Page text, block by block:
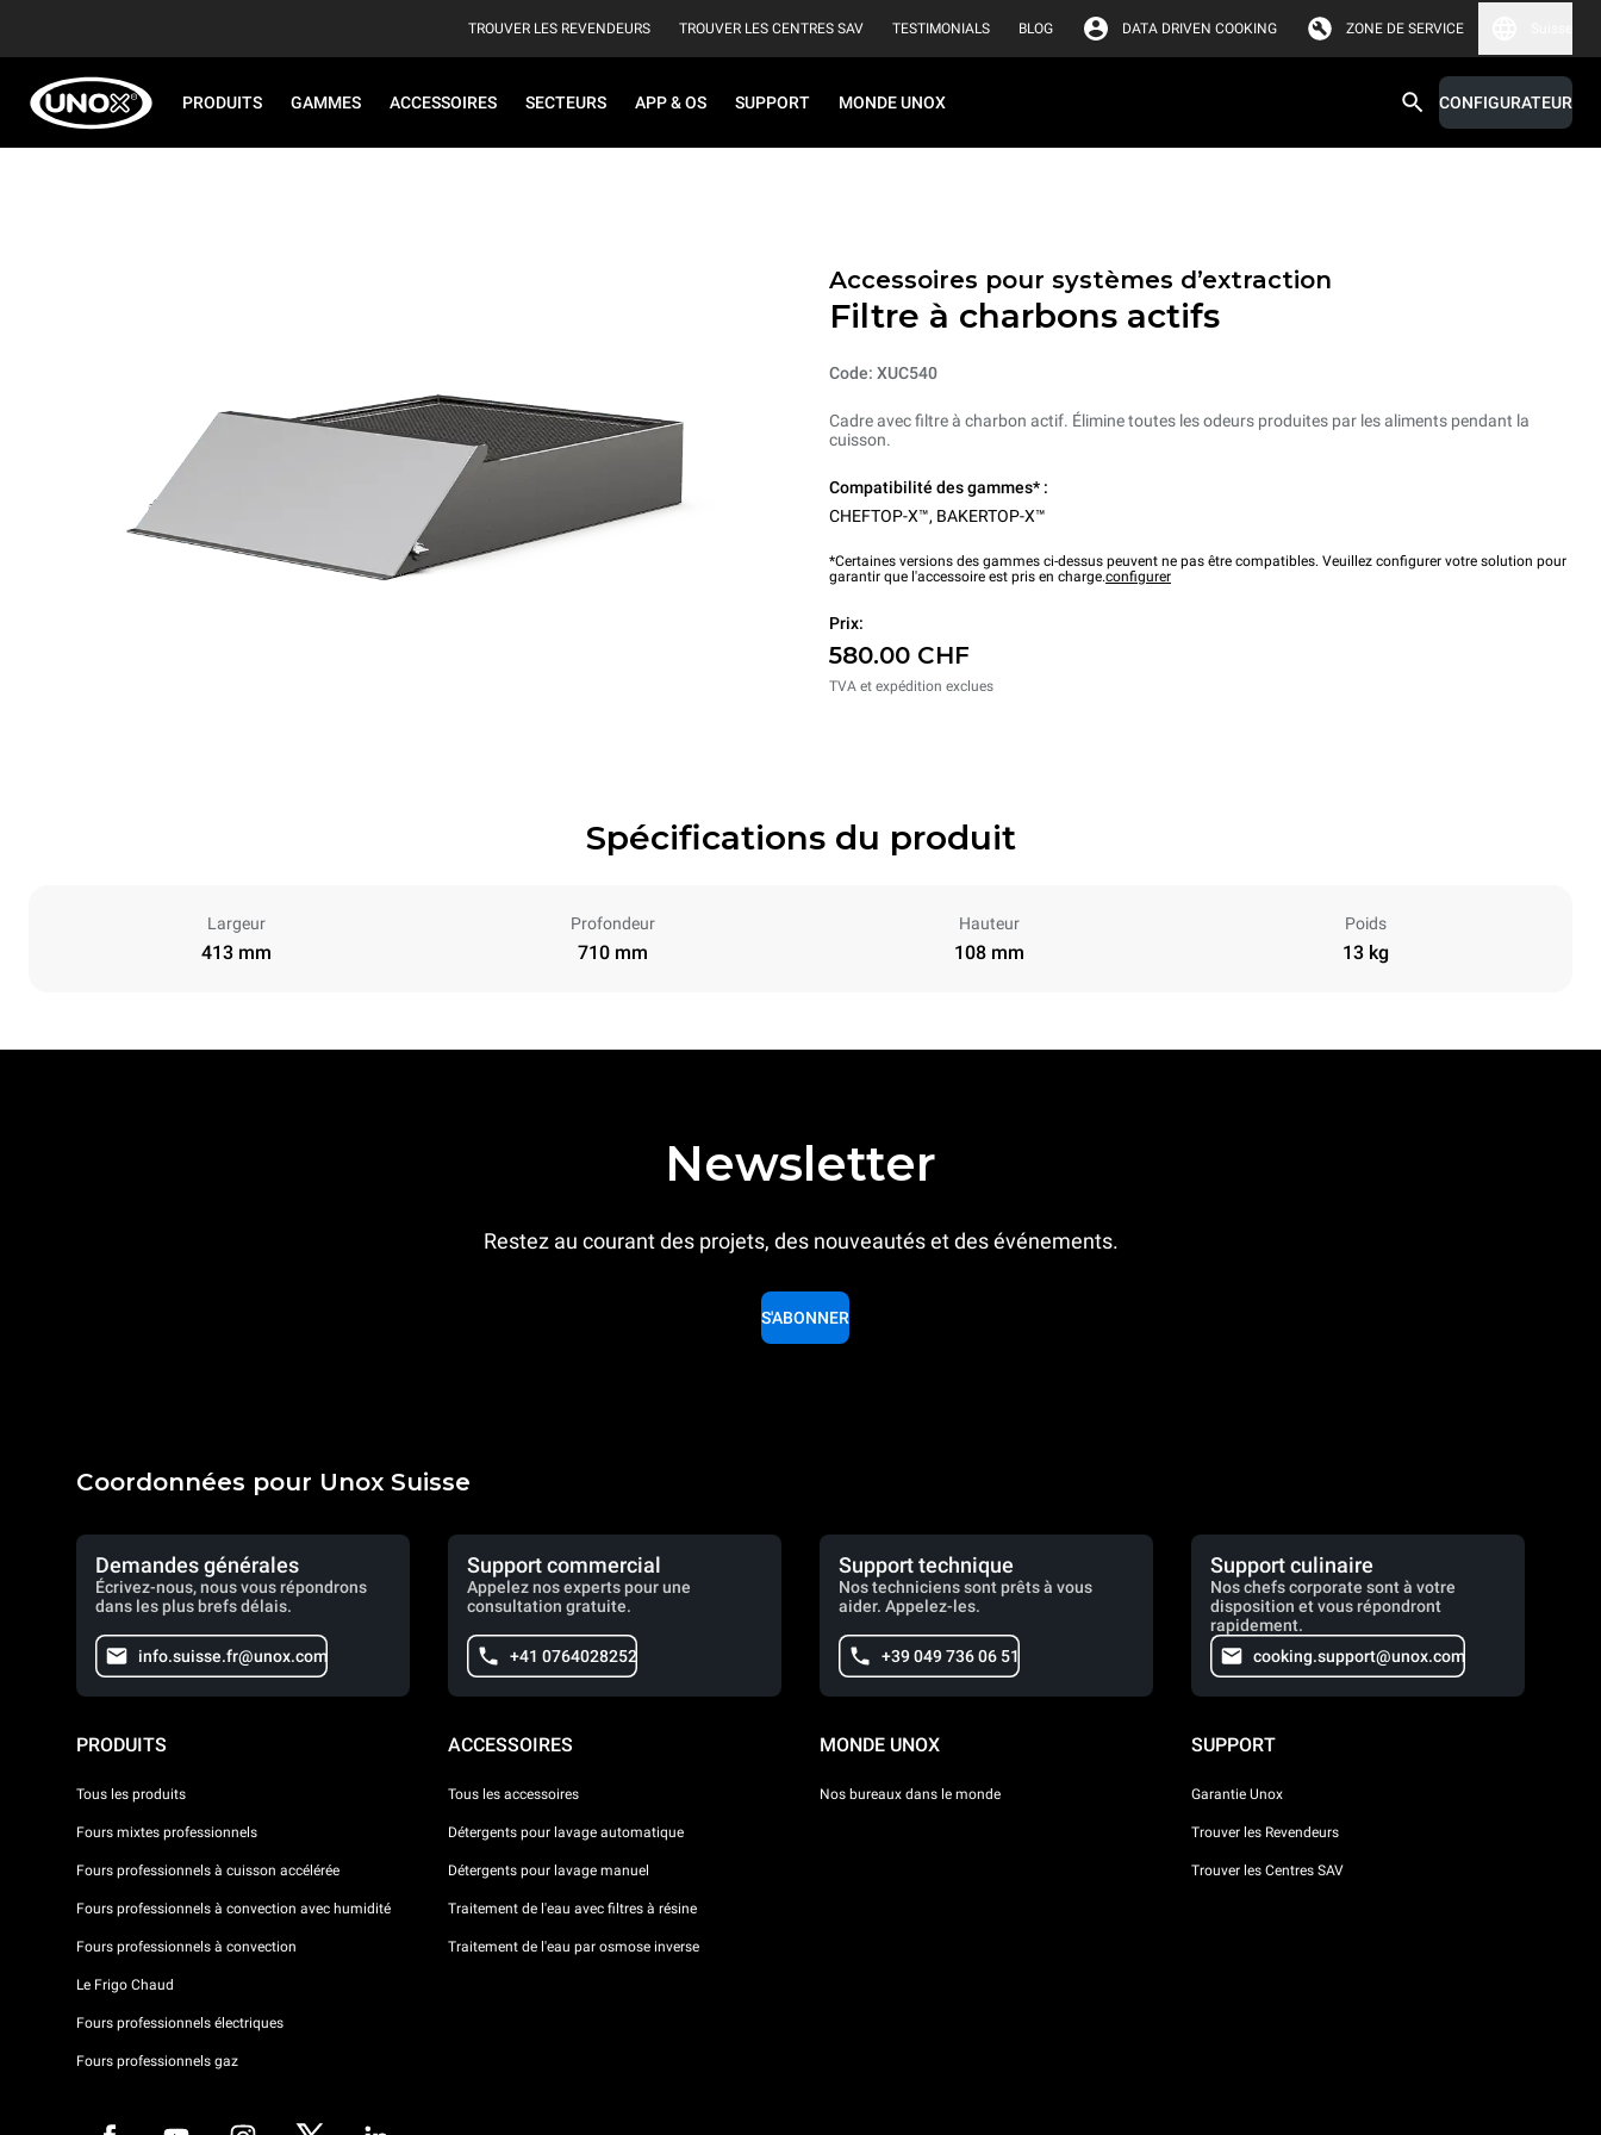
TROUVER LES REVENDEURS TROUVER LES CENTRES SAV TESTIMONIALS BLOG DATA DRIVEN COOKING ZONE DE SERVICE
PRODUITS GAMMES ACCESSOIRES SECTEURS APP & OS SUPPORT MONDE UNOX CONFIGURATEUR
Accessoires pour systèmes d’extraction
Filtre à charbons actifs
Code: XUC540
Cadre avec filtre à charbon actif. Élimine toutes les odeurs produites par les aliments pendant la
cuisson.
Compatibilité des gammes* :
CHEFTOP-X™, BAKERTOP-X™
*Certaines versions des gammes ci-dessus peuvent ne pas être compatibles. Veuillez configurer votre solution pour
garantir que l'accessoire est pris en charge.configurer
Prix:
580.00 CHF
TVA et expédition exclues
Spécifications du produit
Largeur
413 mm
Profondeur
710 mm
Hauteur
108 mm
Poids
13 kg
Newsletter
Restez au courant des projets, des nouveautés et des événements.
S'ABONNER
Coordonnées pour Unox Suisse
Demandes générales
Écrivez-nous, nous vous répondrons
dans les plus brefs délais.
info.suisse.fr@unox.com
Support commercial
Appelez nos experts pour une
consultation gratuite.
+41 0764028252
Support technique
Nos techniciens sont prêts à vous
aider. Appelez-les.
+39 049 736 06 51
Support culinaire
Nos chefs corporate sont à votre
disposition et vous répondront
rapidement.
cooking.support@unox.com
PRODUITS
Tous les produits
Fours mixtes professionnels
Fours professionnels à cuisson accélérée
Fours professionnels à convection avec humidité
Fours professionnels à convection
Le Frigo Chaud
Fours professionnels électriques
Fours professionnels gaz
ACCESSOIRES
Tous les accessoires
Détergents pour lavage automatique
Détergents pour lavage manuel
Traitement de l'eau avec filtres à résine
Traitement de l'eau par osmose inverse
MONDE UNOX
Nos bureaux dans le monde
SUPPORT
Garantie Unox
Trouver les Revendeurs
Trouver les Centres SAV